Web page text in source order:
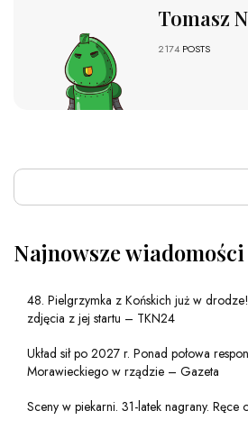
Tomasz
2174 POSTS
Najnowsze wiadomości
48. Pielgrzymka z Końskich już w
zdjęcia z jej startu – TKN24
Układ sił po 2027 r. Ponad połowa
Morawieckiego w rządzie – Gazeta
Sceny w piekarni. 31-latek nagrany.